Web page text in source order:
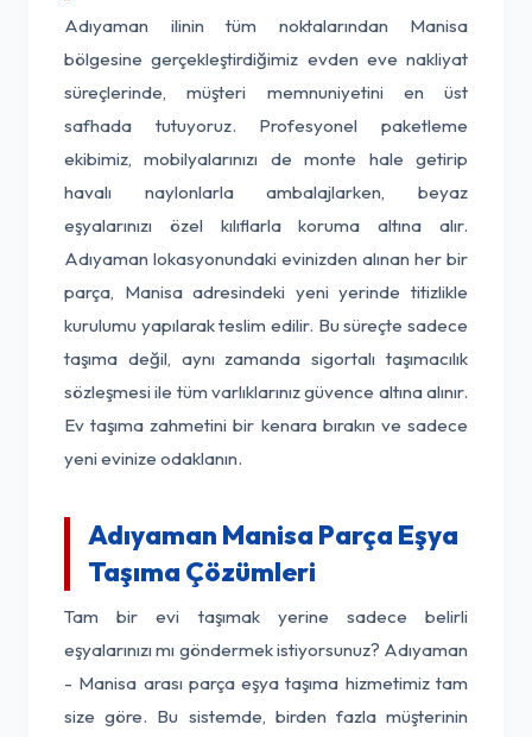
Adıyaman ilinin tüm noktalarından Manisa
bölgesine gerçekleştirdiğimiz evden eve nakliyat
süreçlerinde, müşteri memnuniyetini en üst
safhada tutuyoruz. Profesyonel paketleme
ekibimiz, mobilyalarınızı de monte hale getirip
havalı naylonlarla ambalajlarken, beyaz
eşyalarınızı özel kılıflarla koruma altına alır.
Adıyaman lokasyonundaki evinizden alınan her bir
parça, Manisa adresindeki yeni yerinde titizlikle
kurulumu yapılarak teslim edilir. Bu süreçte sadece
taşıma değil, aynı zamanda sigortalı taşımacılık
sözleşmesi ile tüm varlıklarınız güvence altına alınır.
Ev taşıma zahmetini bir kenara bırakın ve sadece
yeni evinize odaklanın.
Adıyaman Manisa Parça Eşya
Taşıma Çözümleri
Tam bir evi taşımak yerine sadece belirli
eşyalarınızı mı göndermek istiyorsunuz? Adıyaman
- Manisa arası parça eşya taşıma hizmetimiz tam
size göre. Bu sistemde, birden fazla müşterinin